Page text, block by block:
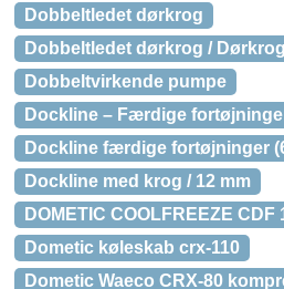
Dobbeltledet dørkrog
Dobbeltledet dørkrog /
Dobbeltvirkende pumpe
Dockline – Færdige
Dockline færdige fortøjninger
Dockline med krog / 12 mm
DOMETIC COOLFREEZE CDF
Dometic køleskab crx-110
Dometic Waeco CRX-80